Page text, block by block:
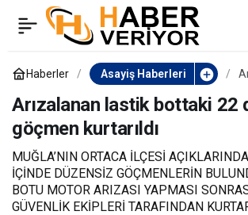
Haberler Asayiş Haberleri
Arızalanan lastik bottaki 22
göçmen kurtarıldı
MUĞLA’NIN ORTACA İLÇESİ
İÇİNDE DÜZENSİZ GÖÇMENLERİN
BOTU MOTOR ARIZASI YAPMASI
GÜVENLİK EKİPLERİ TARAFINDAN
Yunanlılar, göçmen
kaçakçıları ile birlikle 39
düzensiz göçmeni ölüme
itti